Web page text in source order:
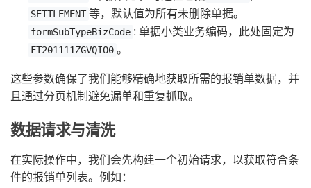
SETTLEMENT 等，默认值为所有未删除单据。
formSubTypeBizCode : 单据小类业务编码，此处固定为
FT201111ZGVQIO0 。
这些参数确保了我们能够精确地获取所需的报销单数据，并
且通过分页机制避免漏单和重复抓取。
数据请求与清洗
在实际操作中，我们会先构建一个初始请求，以获取符合条
件的报销单列表。例如：